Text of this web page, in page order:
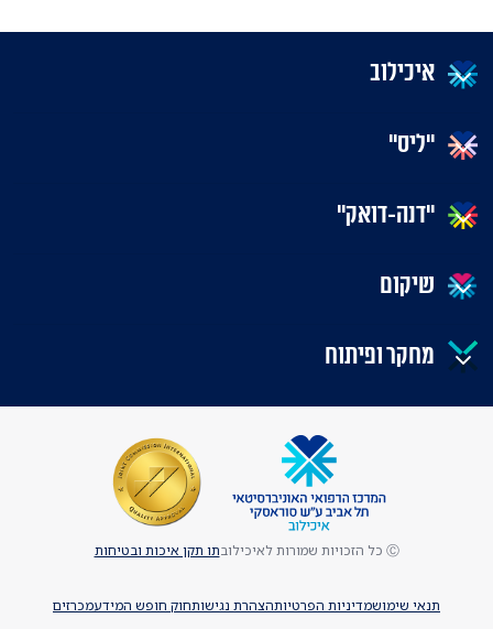
איכילוב
"ליס"
"דנה-דואק"
שיקום
מחקר ופיתוח
תנאי שימושמדיניות הפרטיותהצהרת נגישותחוק חופש המידעמכרזים
Ⓒ כל הזכויות שמורות לאיכילוב תו תקן איכות ובטיחות